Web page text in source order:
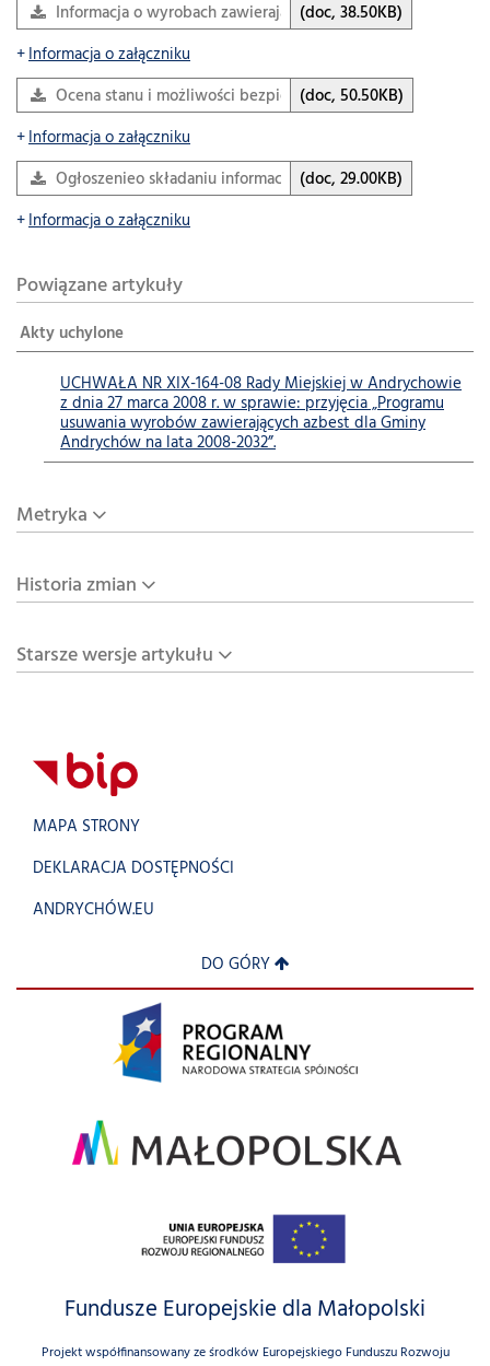
Informacja o wyrobach zawierających azbest.doc
(doc, 38.50KB)
Informacja o załączniku
Ocena stanu i możliwości bezpiecznego użytkowania
(doc, 50.50KB)
Informacja o załączniku
Ogłoszenieo składaniu informacji_BIP.doc(doc, 29.00KB)
Informacja o załączniku
Powiązane artykuły
Akty uchylone
UCHWAŁA NR XIX-164-08 Rady Miejskiej w Andrychowie
z dnia 27 marca 2008 r. w sprawie: przyjęcia „Programu
usuwania wyrobów zawierających azbest dla Gminy
Andrychów na lata 2008-2032”.
Metryka
Historia zmian
Starsze wersje artykułu
MAPA STRONY
DEKLARACJA DOSTĘPNOŚCI
ANDRYCHÓW.EU
DO GÓRY
Fundusze Europejskie dla Małopolski
Projekt współfinansowany ze środków Europejskiego Funduszu Rozwoju